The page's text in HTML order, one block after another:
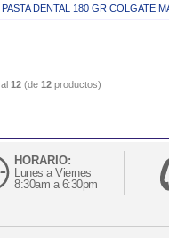
PASTA DENTAL 180 GR COLGATE
al 12 (de 12 productos)
HORARIO:
Lunes a Viernes
8:30am a 6:30pm